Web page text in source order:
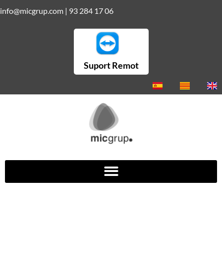
info@micgrup.com | 93 284 17 06
Suport Remot